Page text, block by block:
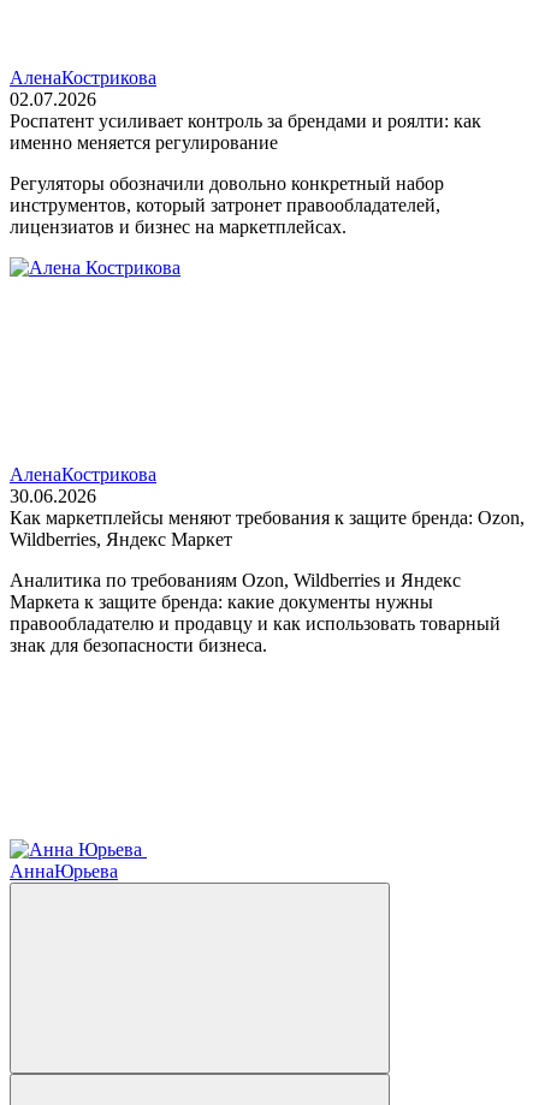
АленаКострикова
02.07.2026
Роспатент усиливает контроль за брендами и роялти: как
именно меняется регулирование
Регуляторы обозначили довольно конкретный набор
инструментов, который затронет правообладателей,
лицензиатов и бизнес на маркетплейсах.
АленаКострикова
30.06.2026
Как маркетплейсы меняют требования к защите бренда: Ozon,
Wildberries, Яндекс Маркет
Аналитика по требованиям Ozon, Wildberries и Яндекс
Маркета к защите бренда: какие документы нужны
правообладателю и продавцу и как использовать товарный
знак для безопасности бизнеса.
АннаЮрьева